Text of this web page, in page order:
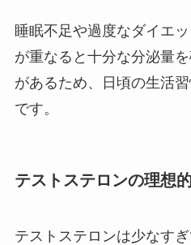
睡眠不足や過度なダイエ
が重なると十分な分泌量
があるため、日頃の生活
です。
テストステロンの理想
テストステロンは少なす